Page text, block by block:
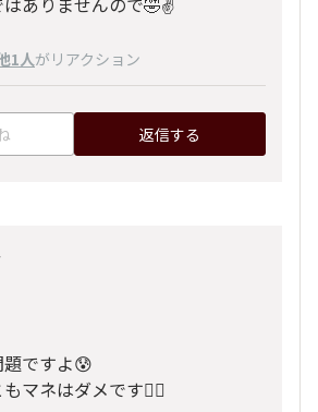
1人がリアクション
返信する
ですよ😰
マネはダメです😮‍💨